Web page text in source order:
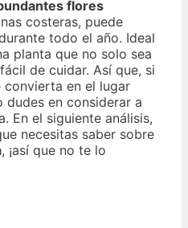
flores
costeras, puede
todo el año. Ideal
planta que no solo sea
de cuidar. Así que, si
convierta en el lugar
en considerar a
En el siguiente análisis,
necesitas saber sobre
, ¡así que no te lo